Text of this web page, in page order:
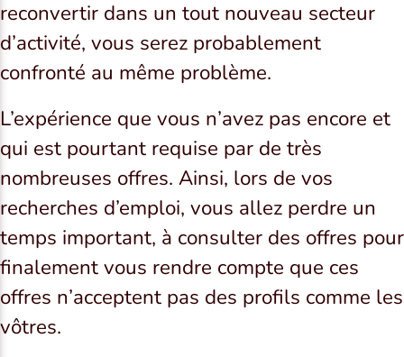
reconvertir dans un tout nouveau secteur
d’activité, vous serez probablement
confronté au même problème.
L’expérience que vous n’avez pas encore et
qui est pourtant requise par de très
nombreuses offres. Ainsi, lors de vos
recherches d’emploi, vous allez perdre un
temps important, à consulter des offres pour
finalement vous rendre compte que ces
offres n’acceptent pas des profils comme les
vôtres.